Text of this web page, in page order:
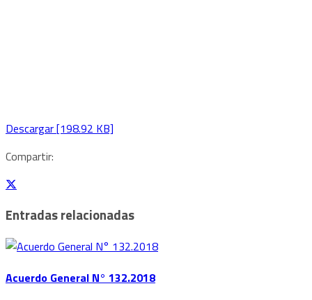
Descargar [198.92 KB]
Compartir:
Entradas relacionadas
Acuerdo General N° 132.2018